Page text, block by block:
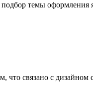
темы оформления
что связано с дизайном